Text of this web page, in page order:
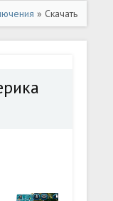
» Скачать
все) на